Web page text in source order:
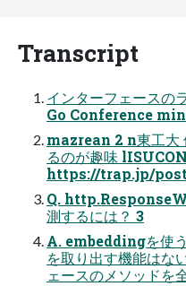
Transcript
インターフェースの
Go Conference
mazrean 2 n東工大
るのが趣味
https://trap.jp/
Q.
測するには？ 3
A. embeddingを使
を取り出す機能はな
ェースのメソッドを